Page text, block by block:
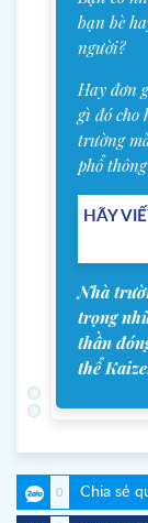
bạn bè
người?
Hay đơn
gì đó cho
trường
phổ
HÃY
Nhà
trọng
thần
thể
0 Chia sẻ